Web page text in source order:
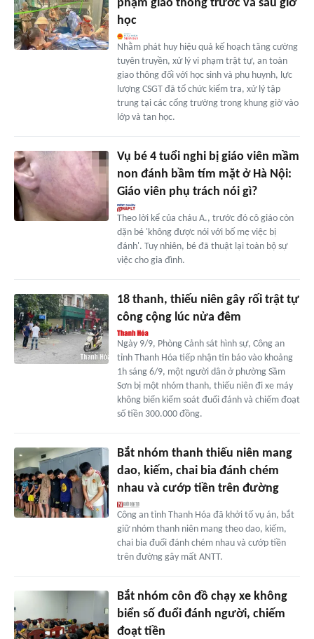
phạm giao thông trước và sau giờ
học
Nhằm phát huy hiệu quả kế hoạch tăng cường
tuyên truyền, xử lý vi phạm trật tự, an toàn
giao thông đối với học sinh và phụ huynh, lực
lượng CSGT đã tổ chức kiểm tra, xử lý tập
trung tại các cổng trường trong khung giờ vào
lớp và tan học.
Vụ bé 4 tuổi nghi bị giáo viên mầm
non đánh bầm tím mặt ở Hà Nội:
Giáo viên phụ trách nói gì?
Theo lời kể của cháu A., trước đó cô giáo còn
dặn bé 'không được nói với bố mẹ việc bị
đánh'. Tuy nhiên, bé đã thuật lại toàn bộ sự
việc cho gia đình.
18 thanh, thiếu niên gây rối trật tự
công cộng lúc nửa đêm
Ngày 9/9, Phòng Cảnh sát hình sự, Công an
tỉnh Thanh Hóa tiếp nhận tin báo vào khoảng
1h sáng 6/9, một người dân ở phường Sầm
Sơn bị một nhóm thanh, thiếu niên đi xe máy
không biển kiểm soát đuổi đánh và chiếm đoạt
số tiền 300.000 đồng.
Bắt nhóm thanh thiếu niên mang
dao, kiếm, chai bia đánh chém
nhau và cướp tiền trên đường
Công an tỉnh Thanh Hóa đã khởi tố vụ án, bắt
giữ nhóm thanh niên mang theo dao, kiếm,
chai bia đuổi đánh chém nhau và cướp tiền
trên đường gây mất ANTT.
Bắt nhóm côn đồ chạy xe không
biển số đuổi đánh người, chiếm
đoạt tiền